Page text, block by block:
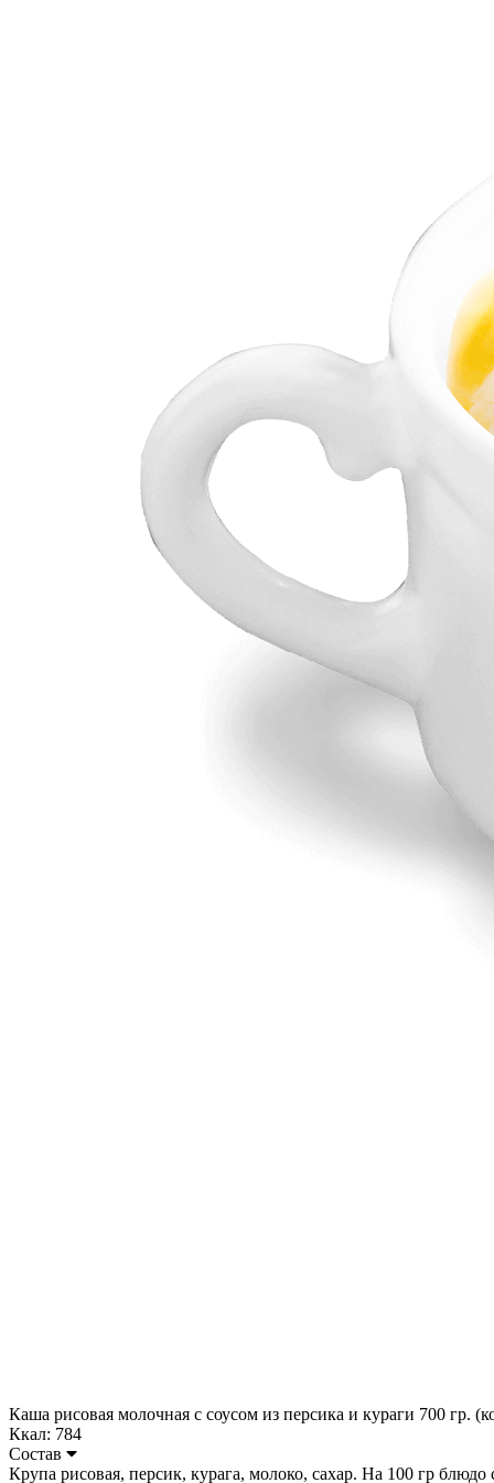
Каша рисовая молочная с соусом из персика и кураги 700 гр.
Ккал: 784
Состав
Крупа рисовая, персик, курага, молоко, сахар. На 100 гр